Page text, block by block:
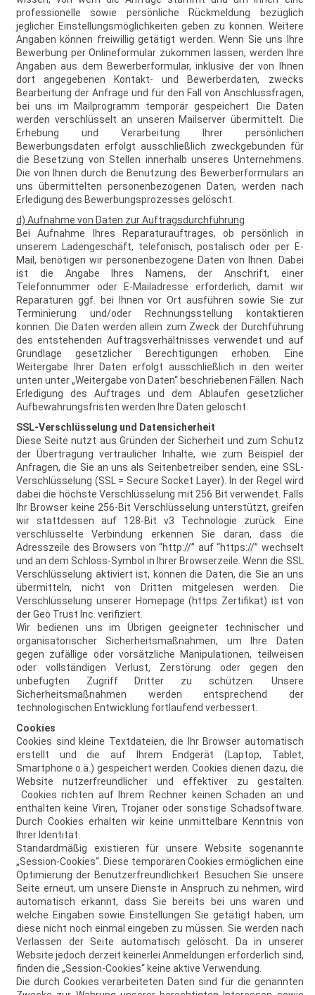
professionelle sowie persönliche Rückmeldung bezüglich
jeglicher Einstellungsmöglichkeiten geben zu können. Weitere
Angaben können freiwillig getätigt werden. Wenn Sie uns Ihre
Bewerbung per Onlineformular zukommen lassen, werden Ihre
Angaben aus dem Bewerberformular, inklusive der von Ihnen
dort angegebenen Kontakt- und Bewerberdaten, zwecks
Bearbeitung der Anfrage und für den Fall von Anschlussfragen,
bei uns im Mailprogramm temporär gespeichert. Die Daten
werden verschlüsselt an unseren Mailserver übermittelt. Die
Erhebung und Verarbeitung Ihrer persönlichen
Bewerbungsdaten erfolgt ausschließlich zweckgebunden für
die Besetzung von Stellen innerhalb unseres Unternehmens.
Die von Ihnen durch die Benutzung des Bewerberformulars an
uns übermittelten personenbezogenen Daten, werden nach
Erledigung des Bewerbungsprozesses gelöscht.
d) Aufnahme von Daten zur Auftragsdurchführung
Bei Aufnahme Ihres Reparaturauftrages, ob persönlich in
unserem Ladengeschäft, telefonisch, postalisch oder per E-
Mail, benötigen wir personenbezogene Daten von Ihnen. Dabei
ist die Angabe Ihres Namens, der Anschrift, einer
Telefonnummer oder E-Mailadresse erforderlich, damit wir
Reparaturen ggf. bei Ihnen vor Ort ausführen sowie Sie zur
Terminierung und/oder Rechnungsstellung kontaktieren
können. Die Daten werden allein zum Zweck der Durchführung
des entstehenden Auftragsverhältnisses verwendet und auf
Grundlage gesetzlicher Berechtigungen erhoben. Eine
Weitergabe Ihrer Daten erfolgt ausschließlich in den weiter
unten unter „Weitergabe von Daten“ beschriebenen Fällen. Nach
Erledigung des Auftrages und dem Ablaufen gesetzlicher
Aufbewahrungsfristen werden Ihre Daten gelöscht.
SSL-Verschlüsselung und Datensicherheit
Diese Seite nutzt aus Gründen der Sicherheit und zum Schutz
der Übertragung vertraulicher Inhalte, wie zum Beispiel der
Anfragen, die Sie an uns als Seitenbetreiber senden, eine SSL-
Verschlüsselung (SSL = Secure Socket Layer). In der Regel wird
dabei die höchste Verschlüsselung mit 256 Bit verwendet. Falls
Ihr Browser keine 256-Bit Verschlüsselung unterstützt, greifen
wir stattdessen auf 128-Bit v3 Technologie zurück. Eine
verschlüsselte Verbindung erkennen Sie daran, dass die
Adresszeile des Browsers von “http://” auf “https://” wechselt
und an dem Schloss-Symbol in Ihrer Browserzeile. Wenn die SSL
Verschlüsselung aktiviert ist, können die Daten, die Sie an uns
übermitteln, nicht von Dritten mitgelesen werden. Die
Verschlüsselung unserer Homepage (https Zertifikat) ist von
der Geo Trust Inc. verifiziert.
Wir bedienen uns im Übrigen geeigneter technischer und
organisatorischer Sicherheitsmaßnahmen, um Ihre Daten
gegen zufällige oder vorsätzliche Manipulationen, teilweisen
oder vollständigen Verlust, Zerstörung oder gegen den
unbefugten Zugriff Dritter zu schützen. Unsere
Sicherheitsmaßnahmen werden entsprechend der
technologischen Entwicklung fortlaufend verbessert.
Cookies
Cookies sind kleine Textdateien, die Ihr Browser automatisch
erstellt und die auf Ihrem Endgerät (Laptop, Tablet,
Smartphone o.ä.) gespeichert werden. Cookies dienen dazu, die
Website nutzerfreundlicher und effektiver zu gestalten.
Cookies richten auf Ihrem Rechner keinen Schaden an und
enthalten keine Viren, Trojaner oder sonstige Schadsoftware.
Durch Cookies erhalten wir keine unmittelbare Kenntnis von
Ihrer Identität.
Standardmäßig existieren für unsere Website sogenannte
„Session-Cookies“. Diese temporären Cookies ermöglichen eine
Optimierung der Benutzerfreundlichkeit. Besuchen Sie unsere
Seite erneut, um unsere Dienste in Anspruch zu nehmen, wird
automatisch erkannt, dass Sie bereits bei uns waren und
welche Eingaben sowie Einstellungen Sie getätigt haben, um
diese nicht noch einmal eingeben zu müssen. Sie werden nach
Verlassen der Seite automatisch gelöscht. Da in unserer
Website jedoch derzeit keinerlei Anmeldungen erforderlich sind,
finden die „Session-Cookies“ keine aktive Verwendung.
Die durch Cookies verarbeiteten Daten sind für die genannten